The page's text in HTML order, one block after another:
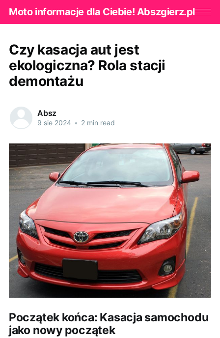
Moto informacje dla Ciebie! Abszgierz.pl
Czy kasacja aut jest
ekologiczna? Rola stacji
demontażu
Absz
9 sie 2024 • 2 min read
Początek końca: Kasacja samochodu
jako nowy początek